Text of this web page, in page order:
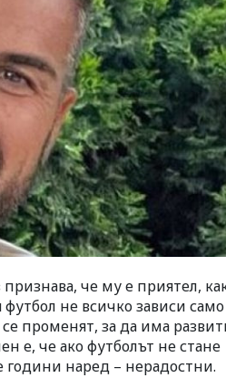
че му е приятел,
не всичко зависи
променят, за да има
е, че ако футболът не стане
години наред – нерадостни.